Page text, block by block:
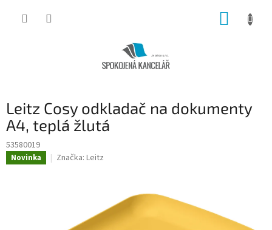
Leitz Cosy odkladač na dokumenty
A4, teplá žlutá
53580019
Novinka Značka: Leitz